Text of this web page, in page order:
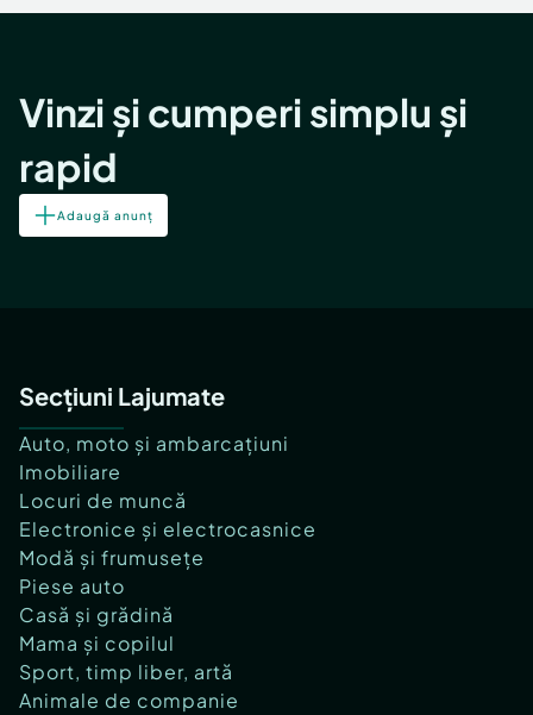
Vinzi și cumperi simplu și
rapid
Adaugă anunț
Secțiuni Lajumate
Auto, moto și ambarcațiuni
Imobiliare
Locuri de muncă
Electronice și electrocasnice
Modă și frumusețe
Piese auto
Casă și grădină
Mama și copilul
Sport, timp liber, artă
Animale de companie